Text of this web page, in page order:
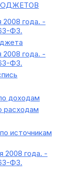
2008 года. -
ФЗ.
2008 года. -
ФЗ.
доходам
расходам
источникам
2008 года. -
ФЗ.